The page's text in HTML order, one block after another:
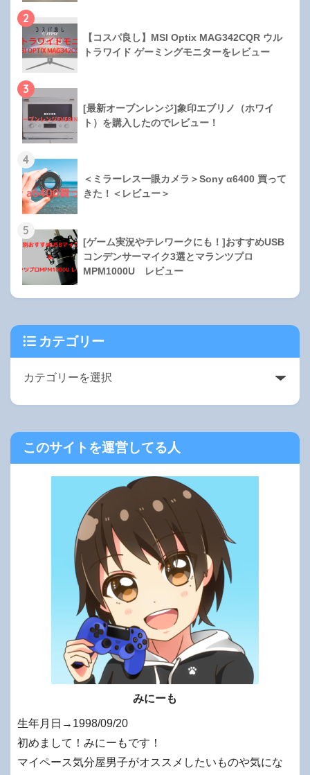
2
【コスパ良し】MSI Optix MAG342CQR ウル
トラワイド ゲーミングモニターをレビュー
3
[最新オーブンレンジ]象印エブリノ（ホワイ
ト）を購入したのでレビュー！
4
＜ミラーレス一眼カメラ＞Sony α6400 買って
きた！＜レビュー＞
5
[ゲーム実況やテレワークにも！]おすすめUSB
コンデンサーマイク3選とマランツプロ
MPM1000U レビュー
カテゴリー
このサイトを運営してる人
みにーも
生年月日→1998/09/20
初めまして！みにーもです！
マイペース気分屋男子がオススメしたいものや気にな